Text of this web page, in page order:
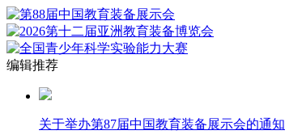
编辑推荐
关于举办第87届中国教育装备展示会的通知